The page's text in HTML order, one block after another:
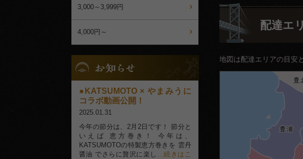
配達エ
地図は配達エリアの目安
3,000～3,999円
4,000円～
知
せ-
blog-
KATSUMOTO × やまみうに
コラボ動画公開！
2025.01.31
今年の節分は、2月2日です！ 節分と
いえば 恵方巻き！ 今年は、
KATSUMOTOの特製恵方巻きを 雲丹
醤油 でさらに贅沢に楽し …続きはこ